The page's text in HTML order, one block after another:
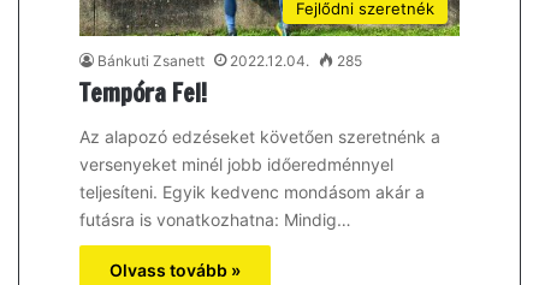
Fejlődni szeretnék
Bánkuti Zsanett 2022.12.04. 285
Tempóra Fel!
Az alapozó edzéseket követően szeretnénk a
versenyeket minél jobb időeredménnyel
teljesíteni. Egyik kedvenc mondásom akár a
futásra is vonatkozhatna: Mindig…
Olvass tovább »